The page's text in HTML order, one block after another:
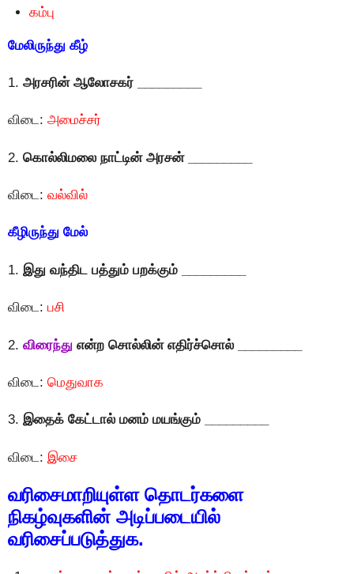
கம்பு
மேலிருந்து கீழ்
1. அரசரின் ஆலோசகர் _________
விடை: அமைச்சர்
2. கொல்லிமலை நாட்டின் அரசன் _________
விடை: வல்வில்
கீழிருந்து மேல்
1. இது வந்திட பத்தும் பறக்கும் _________
விடை: பசி
2. விரைந்து என்ற சொல்லின் எதிர்ச்சொல் _________
விடை: மெதுவாக
3. இதைக் கேட்டால் மனம் மயங்கும் _________
விடை: இசை
வரிசைமாறியுள்ள தொடர்களை
நிகழ்வுகளின் அடிப்படையில்
வரிசைப்படுத்துக.